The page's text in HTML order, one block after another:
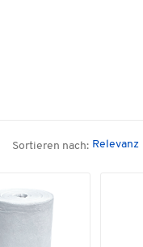
Sortieren nach: Relevanz